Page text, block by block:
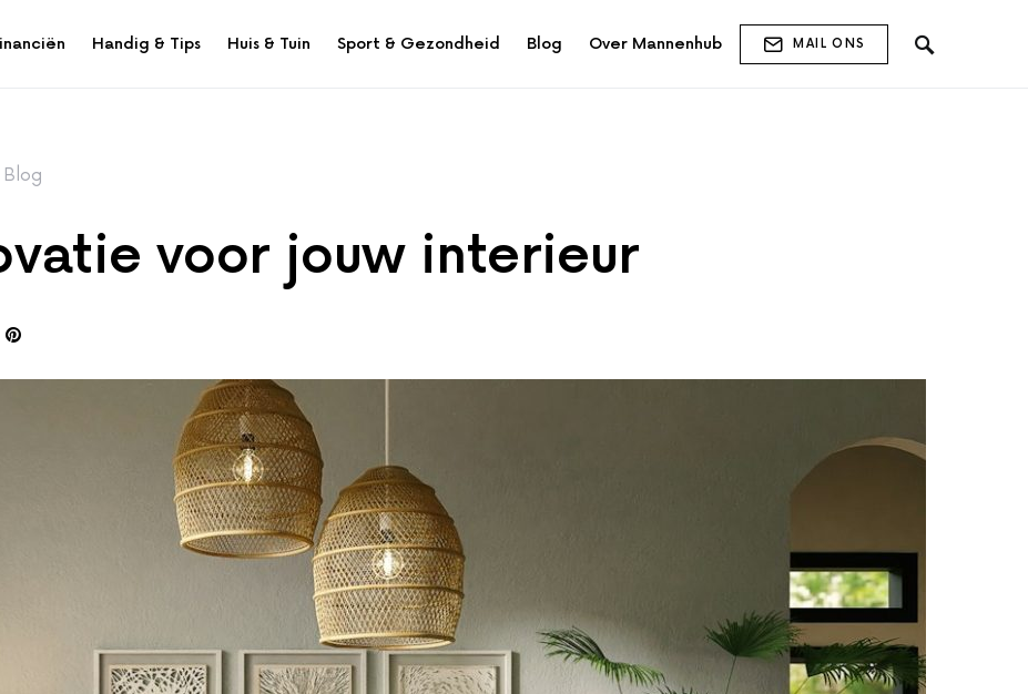
Handig & Tips Huis & Tuin Sport & Gezondheid Blog Over Mannenhub MAIL ONS
Blog
voor jouw interieur